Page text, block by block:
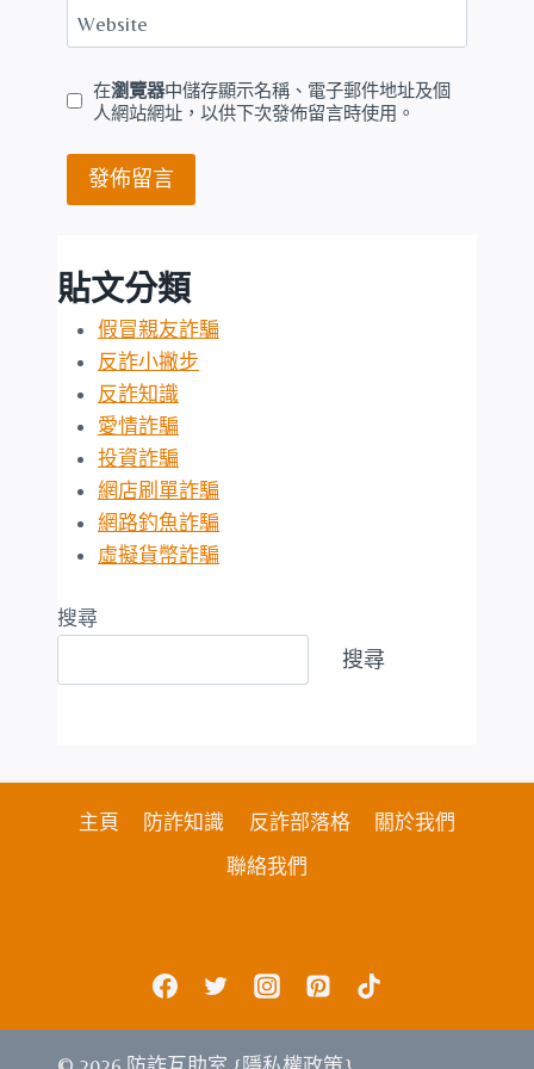
Website
在瀏覽器中儲存顯示名稱、電子郵件地址及個
人網站網址，以供下次發佈留言時使用。
貼文分類
假冒親友詐騙
反詐小撇步
反詐知識
愛情詐騙
投資詐騙
網店刷單詐騙
網路釣魚詐騙
虛擬貨幣詐騙
搜尋
搜尋
主頁 防詐知識 反詐部落格
關於我們
聯絡我們